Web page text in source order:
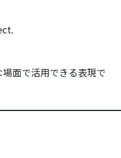
面で活用できる表現で